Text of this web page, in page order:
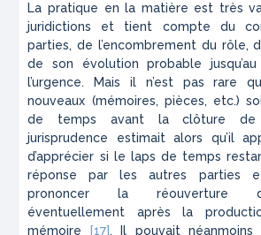
La pratique en la matière est très
juridictions et tient compte du
parties, de l’encombrement du rôle,
de son évolution probable
l’urgence. Mais il n’est pas rare
nouveaux (mémoires, pièces, etc.)
de temps avant la clôture de
jurisprudence estimait alors qu’il
d’apprécier si le laps de temps
réponse par les autres parties
prononcer la réouverture
éventuellement après la
mémoire
[17]. Il pouvait